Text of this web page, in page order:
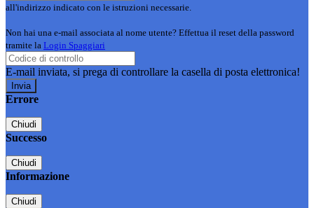
all'indirizzo indicato con le istruzioni necessarie.
Non hai una e-mail associata al nome utente? Effettua il reset della password
tramite la Login Spaggiari
E-mail inviata, si prega di controllare la casella di posta elettronica!
Errore
Chiudi
Successo
Chiudi
Informazione
Chiudi